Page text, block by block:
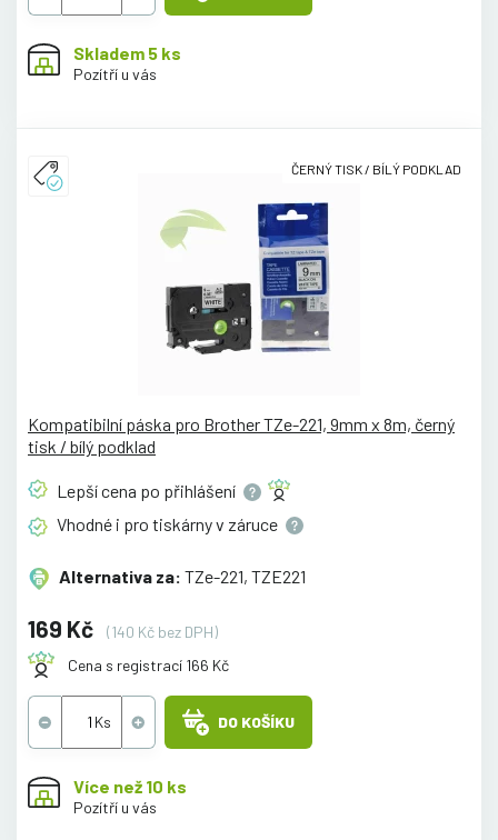
Skladem 5 ks
Pozítří u vás
ČERNÝ TISK / BÍLÝ PODKLAD
Kompatibilní páska pro Brother TZe-221, 9mm x 8m, černý
tisk / bílý podklad
Lepší cena po přihlášení
Vhodné i pro tiskárny v záruce
Alternativa za: TZe-221, TZE221
169 Kč
(140 Kč bez DPH)
Cena s registrací 166 Kč
DO KOŠÍKU
Více než 10 ks
Pozítří u vás